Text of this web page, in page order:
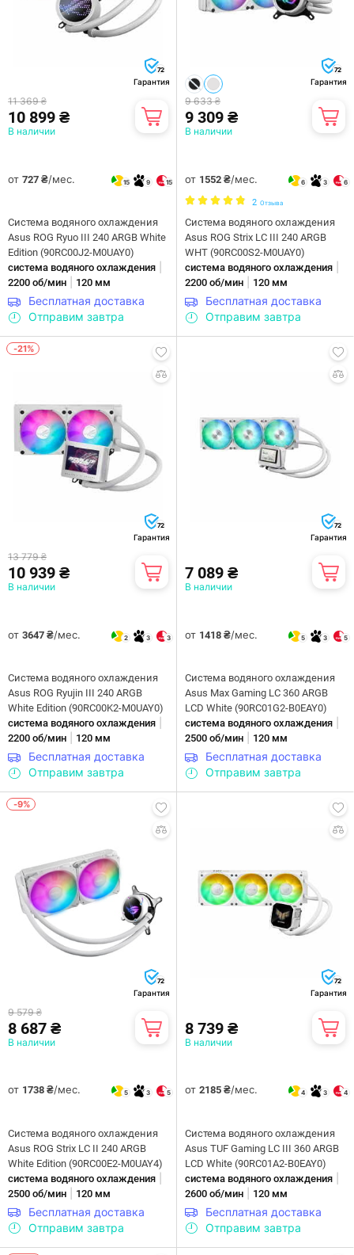
72
Гарантия
11 369 ₴
10 899 ₴
В наличии
от 727 ₴/мес. 15 9 15
Система водяного охлаждения
Asus ROG Ryuo III 240 ARGB White
Edition (90RC00J2-M0UAY0)
система водяного охлаждения
2200 об/мин 120 мм
Бесплатная доставка
Отправим завтра
72
Гарантия
9 633 ₴
9 309 ₴
В наличии
от 1552 ₴/мес. 6 3 6
2 Отзыва
Система водяного охлаждения
Asus ROG Strix LC III 240 ARGB
WHT (90RC00S2-M0UAY0)
система водяного охлаждения
2200 об/мин 120 мм
Бесплатная доставка
Отправим завтра
-21%
72
Гарантия
13 779 ₴
10 939 ₴
В наличии
от 3647 ₴/мес. 2 3 3
Система водяного охлаждения
Asus ROG Ryujin III 240 ARGB
White Edition (90RC00K2-M0UAY0)
система водяного охлаждения
2200 об/мин 120 мм
Бесплатная доставка
Отправим завтра
72
Гарантия
7 089 ₴
В наличии
от 1418 ₴/мес. 5 3 5
Система водяного охлаждения
Asus Max Gaming LC 360 ARGB
LCD White (90RC01G2-B0EAY0)
система водяного охлаждения
2500 об/мин 120 мм
Бесплатная доставка
Отправим завтра
-9%
72
Гарантия
9 579 ₴
8 687 ₴
В наличии
от 1738 ₴/мес. 5 3 5
Система водяного охлаждения
Asus ROG Strix LC II 240 ARGB
White Edition (90RC00E2-M0UAY4)
система водяного охлаждения
2500 об/мин 120 мм
Бесплатная доставка
Отправим завтра
72
Гарантия
8 739 ₴
В наличии
от 2185 ₴/мес. 4 3 4
Система водяного охлаждения
Asus TUF Gaming LC III 360 ARGB
LCD White (90RC01A2-B0EAY0)
система водяного охлаждения
2600 об/мин 120 мм
Бесплатная доставка
Отправим завтра